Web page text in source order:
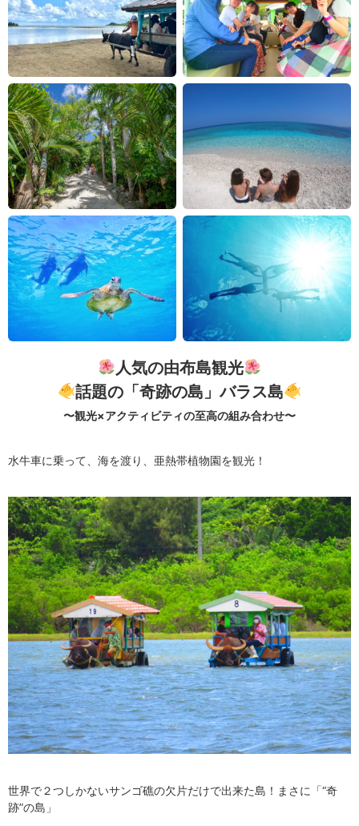
人気の由布島観光
話題の「奇跡の島」バラス島
〜観光×アクティビティの至高の組み合わせ〜
水牛車に乗って、海を渡り、亜熱帯植物園を観光！
世界で２つしかないサンゴ礁の欠片だけで出来た島！まさに「“奇
跡”の島」